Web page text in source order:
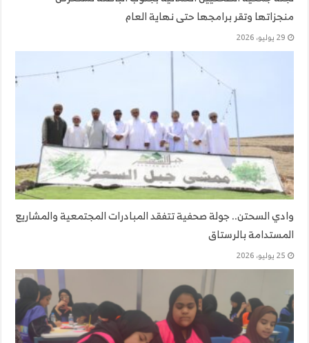
منجزاتها وتقر برامجها حتى نهاية العام
29 يوليو، 2026
وادي السحتن.. جولة صحفية تتفقد المبادرات المجتمعية والمشاريع
المستدامة بالرستاق
25 يوليو، 2026